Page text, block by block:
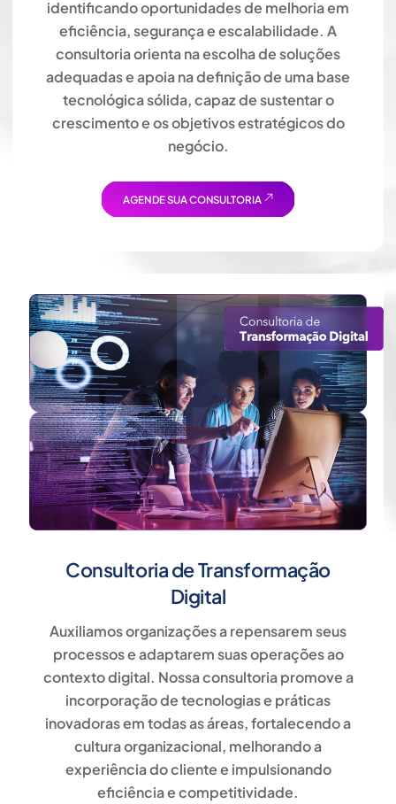
identificando oportunidades de melhoria em
eficiência, segurança e escalabilidade. A
consultoria orienta na escolha de soluções
adequadas e apoia na definição de uma base
tecnológica sólida, capaz de sustentar o
crescimento e os objetivos estratégicos do
negócio.
AGENDE SUA CONSULTORIA
Consultoria de Transformação
Digital
Auxiliamos organizações a repensarem seus
processos e adaptarem suas operações ao
contexto digital. Nossa consultoria promove a
incorporação de tecnologias e práticas
inovadoras em todas as áreas, fortalecendo a
cultura organizacional, melhorando a
experiência do cliente e impulsionando
eficiência e competitividade.